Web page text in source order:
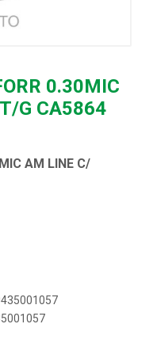
0.30MIC
G CA5864
AM LINE C/